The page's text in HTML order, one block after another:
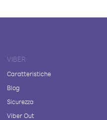
VIBER
Caratteristiche
Blog
Sicurezza
Viber Out